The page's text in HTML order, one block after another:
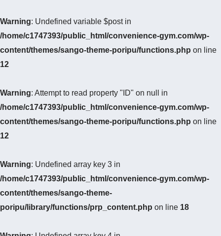
Warning: Undefined variable $post in
/home/c1747393/public_html/convenience-gym.com/wp-
content/themes/sango-theme-poripu/functions.php on line
12
Warning: Attempt to read property "ID" on null in
/home/c1747393/public_html/convenience-gym.com/wp-
content/themes/sango-theme-poripu/functions.php on line
12
Warning: Undefined array key 3 in
/home/c1747393/public_html/convenience-gym.com/wp-
content/themes/sango-theme-
poripu/library/functions/prp_content.php on line 18